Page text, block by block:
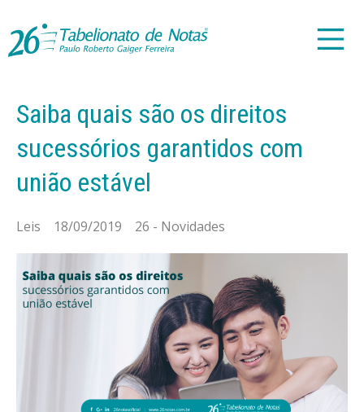
Saiba quais são os direitos
sucessórios garantidos com
união estável
Leis 18/09/2019 26 - Novidades